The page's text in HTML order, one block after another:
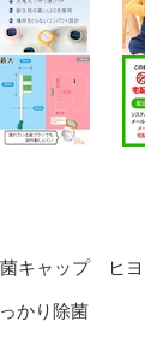
キャップ ヒ
かり除菌